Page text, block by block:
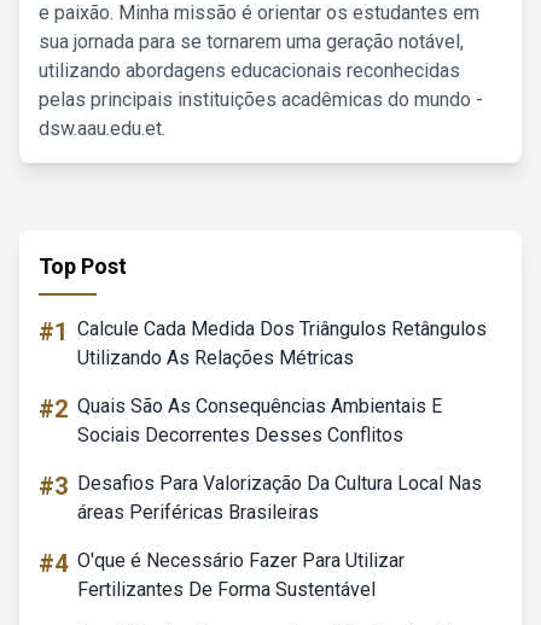
e paixão. Minha missão é orientar os estudantes em
sua jornada para se tornarem uma geração notável,
utilizando abordagens educacionais reconhecidas
pelas principais instituições acadêmicas do mundo -
dsw.aau.edu.et.
Top Post
#1 Calcule Cada Medida Dos Triângulos Retângulos
Utilizando As Relações Métricas
#2 Quais São As Consequências Ambientais E
Sociais Decorrentes Desses Conflitos
#3 Desafios Para Valorização Da Cultura Local Nas
áreas Periféricas Brasileiras
#4 O'que é Necessário Fazer Para Utilizar
Fertilizantes De Forma Sustentável